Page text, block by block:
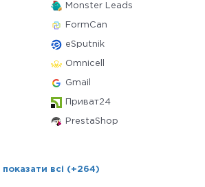
Monster Leads
FormCan
eSputnik
Omnicell
Gmail
Приват24
PrestaShop
показати всі (+264)